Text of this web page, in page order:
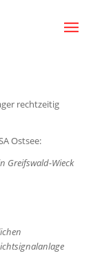
rechtzeitig
Ostsee:
Greifswald-Wieck